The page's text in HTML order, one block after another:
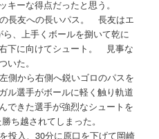
ーな得点だったと思う。
長友への長いパス。 長友はエ
、上手くボールを捌いて乾に
下に向けてシュート。 見事な
た。
側から右側へ鋭いゴロのパスを
選手がボールに軽く触り軌道
きた選手が強烈なシュートを
ち越されてしまった。
投入、30分に原口を下げて岡崎